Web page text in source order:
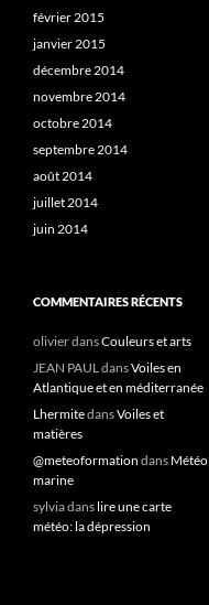
février 2015
janvier 2015
décembre 2014
novembre 2014
octobre 2014
septembre 2014
août 2014
juillet 2014
juin 2014
COMMENTAIRES RÉCENTS
olivierdansCouleurs et arts
JEAN PAULdansVoiles en
Atlantique et en méditerranée
LhermitedansVoiles et
matières
@meteoformation dans Météo
marine
sylviadans lire une carte
météo: la dépression